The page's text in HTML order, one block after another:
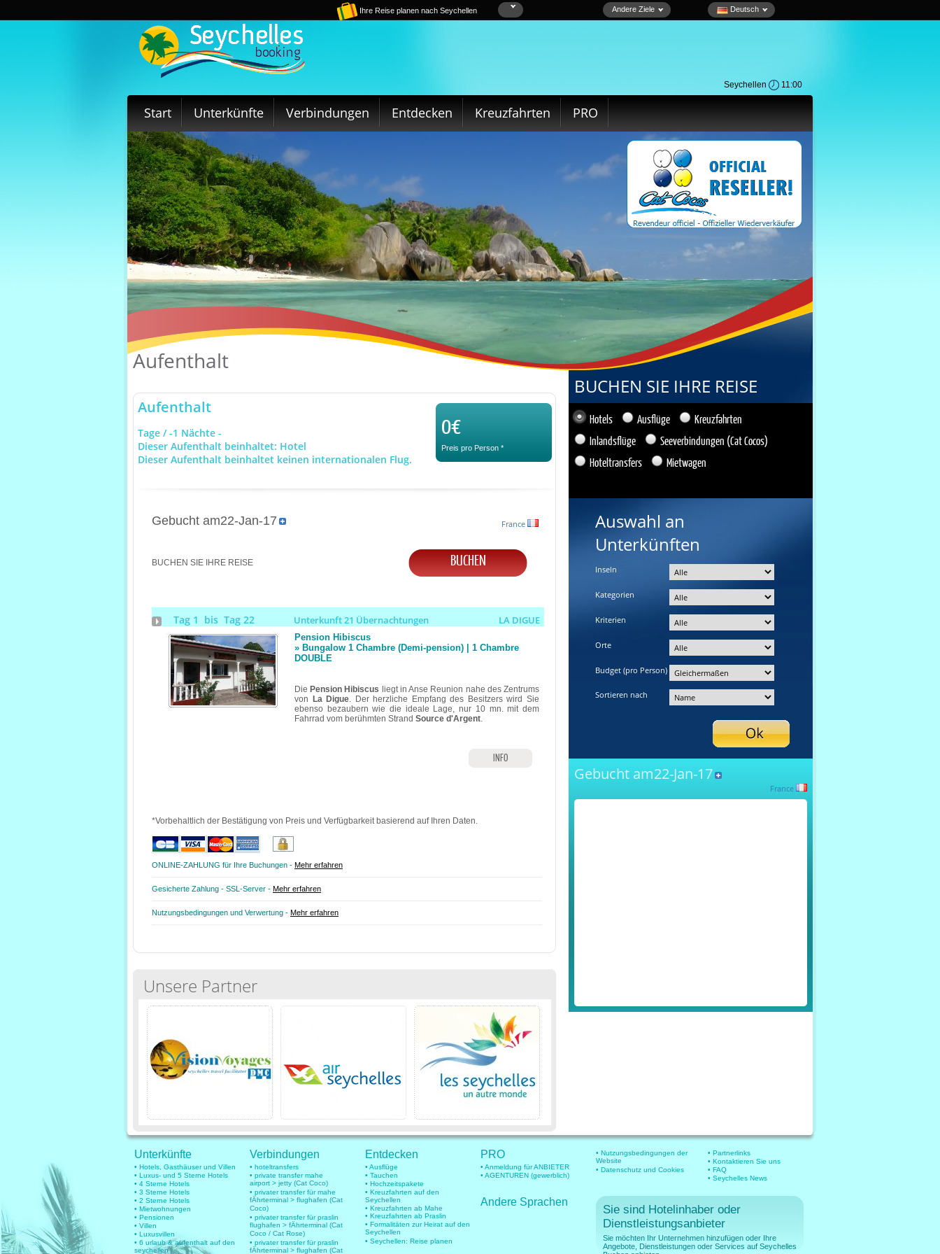
Ihre Reise planen nach Seychellen Andere Ziele Deutsch
Seychellen 11:00
Start Unterkünfte Verbindungen Entdecken Kreuzfahrten PRO
Aufenthalt
Aufenthalt
Tage / -1 Nächte -
Dieser Aufenthalt beinhaltet: Hotel
Dieser Aufenthalt beinhaltet keinen internationalen Flug.
0€
Preis pro Person *
Gebucht am22-Jan-17 France
BUCHEN SIE IHRE REISE BUCHEN
Tag 1 bis Tag 22 Unterkunft 21 Übernachtungen LA DIGUE
Pension Hibiscus
» Bungalow 1 Chambre (Demi-pension) | 1 Chambre
DOUBLE
Die Pension Hibiscus liegt in Anse Reunion nahe des Zentrums
von
La Digue. Der herzliche Empfang des Besitzers wird Sie
ebenso bezaubern wie die ideale Lage, nur 10 mn. mit dem
Fahrrad vom berühmten Strand Source d'Argent.
INFO
*Vorbehaltlich der Bestätigung von Preis und Verfügbarkeit basierend auf Ihren Daten.
ONLINE-ZAHLUNG für Ihre Buchungen - Mehr erfahren
Gesicherte Zahlung - SSL-Server - Mehr erfahren
Nutzungsbedingungen und Verwertung - Mehr erfahren
Unsere Partner
BUCHEN SIE IHRE REISE
Hotels Ausflüge
Kreuzfahrten
Inlandsflüge
Seeverbindungen (Cat Cocos)
Hoteltransfers
Mietwagen
Auswahl an
Unterkünften
Inseln
Kategorien
Kriterien
Orte
Budget (pro Person)
Sortieren nach
Gebucht am22-Jan-17
France
Unterkünfte
• Hotels, Gasthäuser und Villen
• Luxus- und 5 Sterne Hotels
• 4 Sterne Hotels
• 3 Sterne Hotels
• 2 Sterne Hotels
• Mietwohnungen
• Pensionen
• Villen
• Luxusvillen
• 6 urlaub & aufenthalt auf den
seychellen
Verbindungen
• hoteltransfers
• private transfer mahe
airport > jetty (Cat Coco)
• privater transfer für mahe
fÄhrterminal > flughafen (Cat
Coco)
• privater transfer für praslin
flughafen > fÄhrterminal (Cat
Coco / Cat Rose)
• privater transfer für praslin
fÄhrterminal > flughafen (Cat
Entdecken
• Ausflüge
• Tauchen
• Hochzeitspakete
• Kreuzfahrten auf den
Seychellen
• Kreuzfahrten ab Mahe
• Kreuzfahrten ab Praslin
• Formalitäten zur Heirat auf den
Seychellen
• Seychellen: Reise planen
PRO
• Anmeldung für ANBIETER
• AGENTUREN (gewerblich)
Andere Sprachen
• Nutzungsbedingungen der
Website
• Datenschutz und Cookies
• Partnerlinks
• Kontaktieren Sie uns
• FAQ
• Seychelles News
Sie sind Hotelinhaber oder
Dienstleistungsanbieter
Sie möchten Ihr Unternehmen hinzufügen oder Ihre
Angebote, Dienstleistungen oder Services auf Seychelles